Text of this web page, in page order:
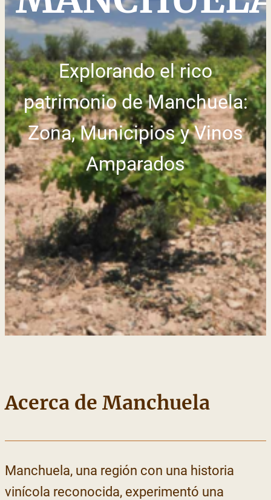
Explorando el rico
patrimonio de Manchuela:
Zona, Municipios y Vinos
Amparados
Acerca de Manchuela
Manchuela, una región con una historia
vinícola reconocida, experimentó una